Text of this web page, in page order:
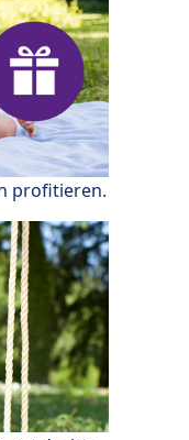
profitieren.